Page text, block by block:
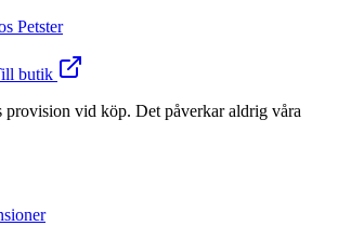
Petster
butik
provision vid köp. Det påverkar aldrig våra